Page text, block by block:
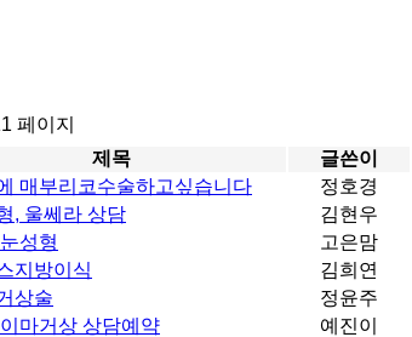
페이지
제목 글쓴이
매부리코수술하고싶습니다 정호경
, 울쎄라 상담 김현우
성형 고은맘
지방이식 김희연
상술 정윤주
마거상 상담예약 예진이